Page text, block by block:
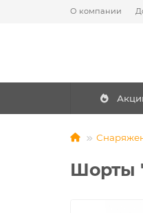
О компании
Шорты